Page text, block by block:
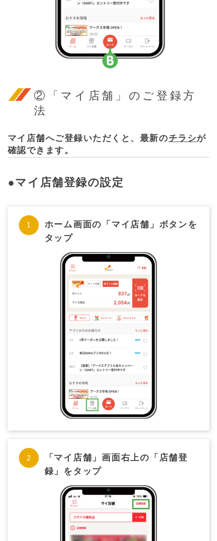
②「マイ店舗」のご登録方
法
マイ店舗へご登録いただくと、最新のチラシが
確認できます。
●マイ店舗登録の設定
ホーム画面の「マイ店舗」ボタンを
タップ
「マイ店舗」画面右上の「店舗登
録」をタップ